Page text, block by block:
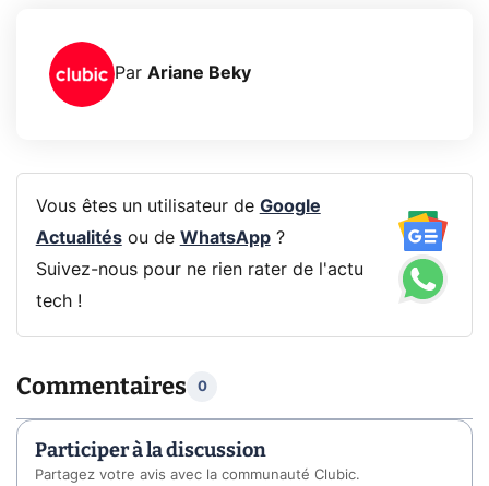
Par Ariane Beky
Vous êtes un utilisateur de Google
Actualitésou de WhatsApp?
Suivez-nous pour ne rien rater de l'actu
tech !
Commentaires 0
Participer à la discussion
Partagez votre avis avec la communauté Clubic.